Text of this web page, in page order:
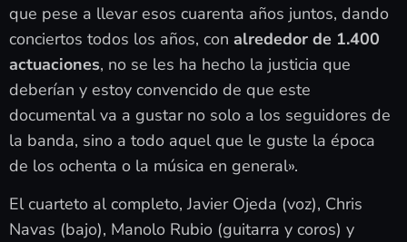
que pese a llevar esos cuarenta años juntos, dando
conciertos todos los años, con alrededor de 1.400
actuaciones, no se les ha hecho la justicia que
deberían y estoy convencido de que este
documental va a gustar no solo a los seguidores de
la banda, sino a todo aquel que le guste la época
de los ochenta o la música en general».
El cuarteto al completo, Javier Ojeda (voz), Chris
Navas (bajo), Manolo Rubio (guitarra y coros) y